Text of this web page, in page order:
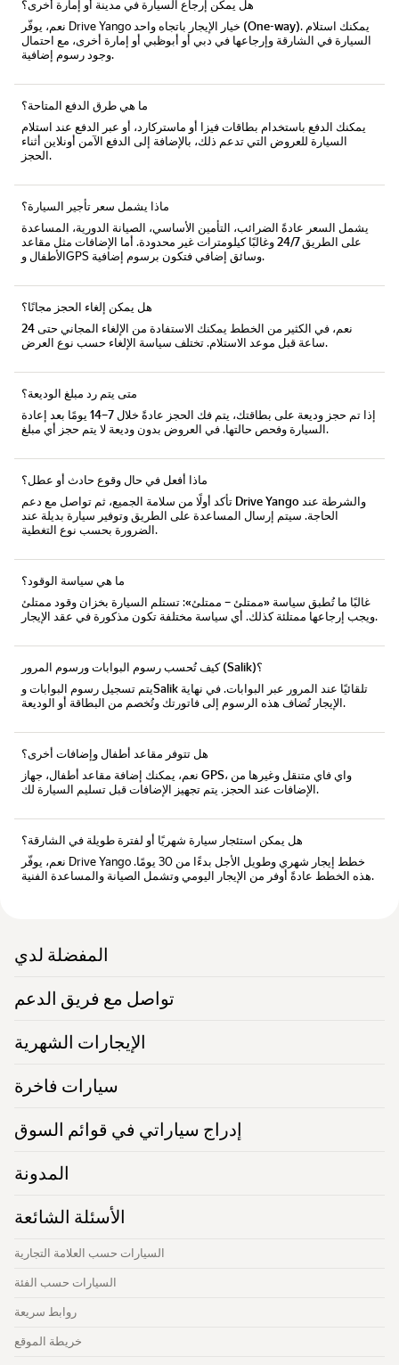
هل يمكن إرجاع السيارة في مدينة أو إمارة أخرى؟
نعم، يوفّر Drive Yango خيار الإيجار باتجاه واحد (One-way). يمكنك استلام
السيارة في الشارقة وإرجاعها في دبي أو أبوظبي أو إمارة أخرى، مع احتمال
وجود رسوم إضافية.
ما هي طرق الدفع المتاحة؟
يمكنك الدفع باستخدام بطاقات فيزا أو ماستركارد، أو عبر الدفع عند استلام
السيارة للعروض التي تدعم ذلك، بالإضافة إلى الدفع الآمن أونلاين أثناء
الحجز.
ماذا يشمل سعر تأجير السيارة؟
يشمل السعر عادةً الضرائب، التأمين الأساسي، الصيانة الدورية، المساعدة
على الطريق 24/7
وغالبًاكيلومترات غير محدودة. أما الإضافات مثل مقاعد
الأطفال وGPS وسائق إضافي فتكون برسوم إضافية.
هل يمكن إلغاء الحجز مجانًا؟
نعم، في الكثير من الخطط يمكنك الاستفادة من
الإلغاء المجاني حتى 24
ساعة قبل موعد الاستلام. تختلف سياسة الإلغاء حسب نوع العرض.
متى يتم رد مبلغ الوديعة؟
إذا تم حجز وديعة على بطاقتك، يتم فك الحجز عادةً خلال 7–14 يومًا
بعد إعادة
السيارة وفحص حالتها. في العروض بدون وديعة لا يتم حجز أي مبلغ.
ماذا أفعل في حال وقوع حادث أو عطل؟
تأكد أولًا من سلامة الجميع، ثم تواصل مع دعم Drive Yango
الحاجة. سيتم إرسال المساعدة على الطريق وتوفير سيارة بديلة عند
الضرورة بحسب نوع التغطية.
ما هي سياسة الوقود؟
غالبًا ما تُطبق سياسة «ممتلئ – ممتلئ»: تستلم السيارة بخزان وقود ممتلئ
ويجب إرجاعها ممتلئة كذلك. أي سياسة مختلفة تكون مذكورة في عقد الإيجار.
كيف تُحسب رسوم البوابات ورسوم المرور (Salik)؟
يتم تسجيلرسوم البوابات وSalik
الإيجار تُضاف هذه الرسوم إلى فاتورتك وتُخصم من البطاقة أو الوديعة.
هل تتوفر مقاعد أطفال وإضافات أخرى؟
نعم، يمكنك إضافة
مقاعد أطفال، جهاز GPS، واي فاي متنقل وغيرها من
الإضافات عند الحجز. يتم تجهيز الإضافات قبل تسليم السيارة لك.
هل يمكن استئجار سيارة شهريًا أو لفترة طويلة في الشارقة؟
نعم، يوفّر Drive Yango خطط إيجار شهري وطويل الأجل
بدءًا من 30 يومًا.
هذه الخطط عادةً أوفر من الإيجار اليومي وتشمل الصيانة والمساعدة الفنية.
المفضلة لدي
تواصل مع فريق الدعم
الإيجارات الشهرية
سيارات فاخرة
إدراج سياراتي في قوائم السوق
المدونة
الأسئلة الشائعة
السيارات حسب العلامة التجارية
السيارات حسب الفئة
روابط سريعة
خريطة الموقع